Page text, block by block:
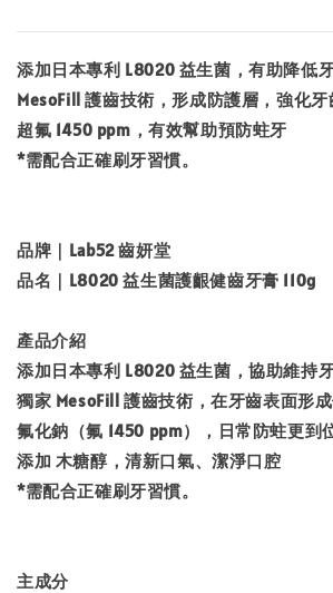
添加日本專利 L8020 益生菌，有助降低
MesoFill 護齒技術，形成防護層，強化牙
超氟 1450 ppm，有效幫助預防蛀牙
*需配合正確刷牙習慣。
品牌｜Lab52 齒妍堂
品名｜L8020 益生菌護齦健齒牙膏 110g
產品介紹
添加日本專利 L8020 益生菌，協助維持
獨家 MesoFill 護齒技術，在牙齒表面形
氟化鈉（氟 1450 ppm），日常防蛀更到
添加 木糖醇，清新口氣、潔淨口腔
*需配合正確刷牙習慣。
主成分